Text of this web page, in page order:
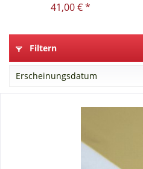
41,00 € *
Filtern